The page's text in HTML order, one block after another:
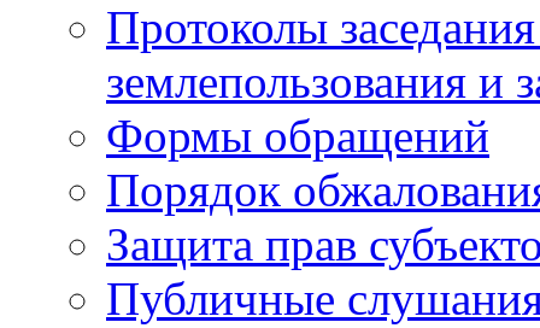
Протоколы
землепользования и
Формы обращений
Порядок
Защита прав
Публичные